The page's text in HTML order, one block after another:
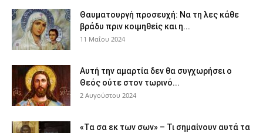
Θαυματουργή προσευχή: Να τη λες κάθε
βράδυ πριν κοιμηθείς και η...
11 Μαΐου 2024
Αυτή την αμαρτία δεν θα συγχωρήσει ο
Θεός ούτε στον τωρινό...
2 Αυγούστου 2024
«Τα σα εκ των σων» – Τι σημαίνουν αυτά τα